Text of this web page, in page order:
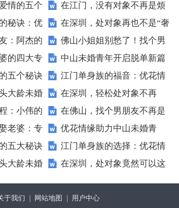
情的五个
在江门，没有对象不再是烦
恼！优花情缘助你轻松脱单
秘诀：优
真实评价
在深圳，处对象再也不是“奢
侈品”！优花情缘让你轻松脱单
：阿杰的
佛山小姐姐别愁了！找个男
朋友就靠优花情缘！
的四大专
中山未婚青年开启脱单新篇
章：优花情缘点亮爱情之路
五个秘诀
江门单身族的福音：优花情
缘让“没有对象”成为过去式
大龄未婚
用户的真
在深圳，轻松处对象不再
是“高难度”挑战！优花情缘为你
助力
：小伟的
在佛山，找个男朋友不再是
难题！优花情缘教你“脱单”有妙
招
老婆：专
优花情缘助力中山未婚青
年：从此告别单身，迎接美好爱
情
五大秘诀
江门单身族的选择：优花情
缘让“没有对象”成为过去
大龄未婚
的亲身体
在深圳，处对象竟然可以这
么简单？优花情缘带你探索恋爱
新大陆！
于我们 网站地图 用户中心